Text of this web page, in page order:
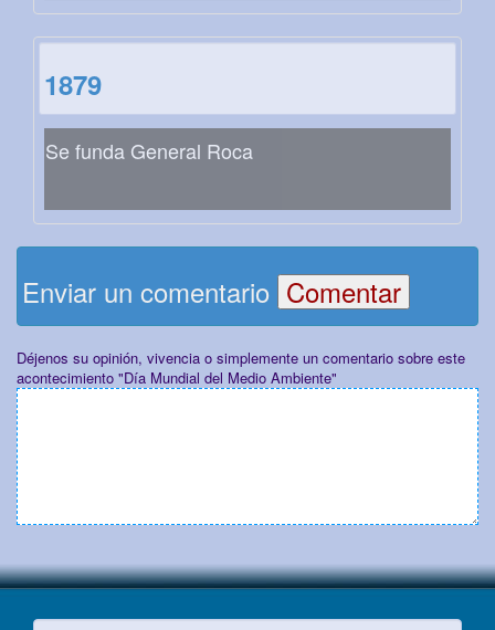
1879
Se funda General Roca
Enviar un comentario
Déjenos su opinión, vivencia o simplemente un comentario sobre este
acontecimiento "Día Mundial del Medio Ambiente"